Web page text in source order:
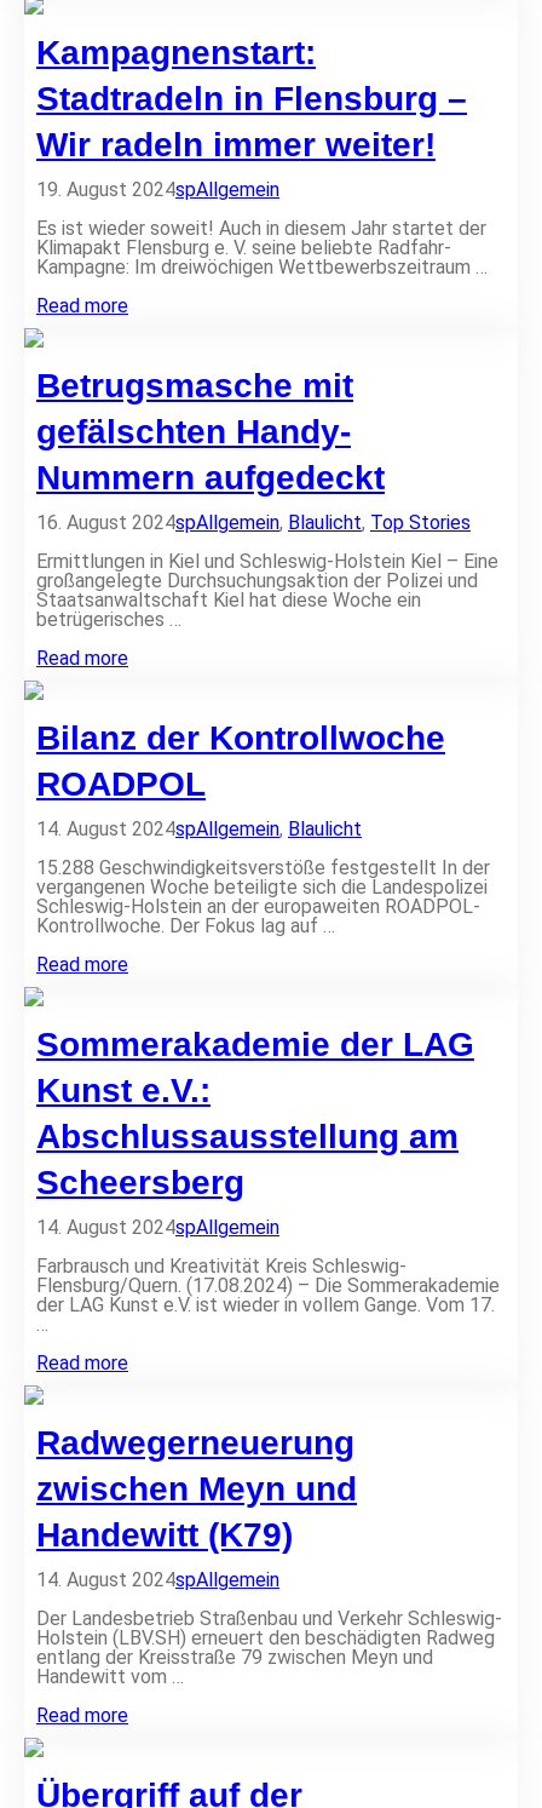
d
w
c
h
s
t
w
e
t
e
r
u
n
k
t
-
P
n
g
e
e
n
e
e
f
i
n
d
i
c
h
k
e
t
Kampagnenstart:
Stadtradeln in Flensburg –
Wir radeln immer weiter!
19. August 2024spAllgemein
Es ist wieder soweit! Auch in diesem Jahr startet der
Klimapakt Flensburg e. V. seine beliebte Radfahr-
Kampagne: Im dreiwöchigen Wettbewerbszeitraum …
Read moreK
a
g
n
e
s
t
a
t
:
S
t
d
t
d
e
l
n
n
l
e
n
s
u
W
i
r
r
d
e
l
n
m
e
r
w
t
Betrugsmasche mit
gefälschten Handy-
Nummern aufgedeckt
16. August 2024spAllgemein, Blaulicht, Top Stories
Ermittlungen in Kiel und Schleswig-Holstein Kiel – Eine
großangelegte Durchsuchungsaktion der Polizei und
Staatsanwaltschaft Kiel hat diese Woche ein
betrügerisches …
Read moreB
u
g
s
m
s
h
e
m
i
g
l
s
c
h
e
H
a
n
d
y
-
N
u
e
a
u
f
g
e
d
e
c
k
t
Bilanz der Kontrollwoche
ROADPOL
14. August 2024spAllgemein, Blaulicht
15.288 Geschwindigkeitsverstöße festgestellt In der
vergangenen Woche beteiligte sich die Landespolizei
Schleswig-Holstein an der europaweiten ROADPOL-
Kontrollwoche. Der Fokus lag auf …
Read moreB
n
z
d
e
K
o
n
t
o
l
w
o
e
D
O
L
Sommerakademie der LAG
Kunst e.V.:
Abschlussausstellung am
Scheersberg
14. August 2024spAllgemein
Farbrausch und Kreativität Kreis Schleswig-
Flensburg/Quern. (17.08.2024) – Die Sommerakademie
der LAG Kunst e.V. ist wieder in vollem Gange. Vom 17.
…
Read moreS
e
r
a
k
d
e
m
e
d
e
r
A
G
n
Radwegerneuerung
zwischen Meyn und
Handewitt (K79)
14. August 2024spAllgemein
Der Landesbetrieb Straßenbau und Verkehr Schleswig-
Holstein (LBV.SH) erneuert den beschädigten Radweg
entlang der Kreisstraße 79 zwischen Meyn und
Handewitt vom …
Read moreR
e
Übergriff auf der